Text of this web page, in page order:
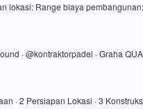
lokasi: Range biaya
· @kontraktorpadel · Graha
· 2 Persiapan Lokasi · 3